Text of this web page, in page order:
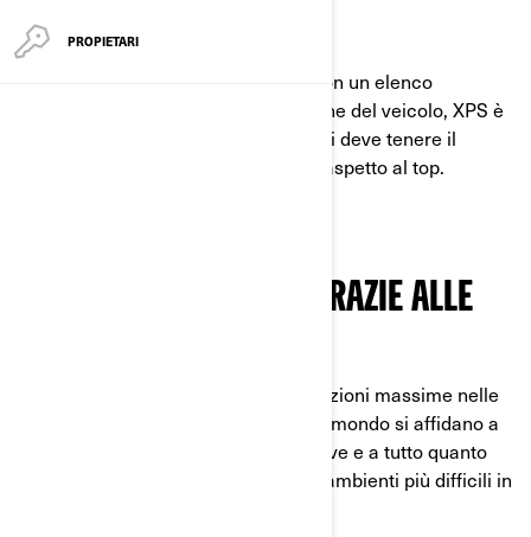
PROPIETARI
SERVICE
XPS protegge più del solo motore. Con un elenco
completo di prodotti per manutenzione del veicolo, XPS è
la tua soluzione full-service quando si deve tenere il
veicolo in ordine di marcia e con un aspetto al top.
FIDUCIA GUADAGNATA GRAZIE ALLE
Quando niente conta più delle prestazioni massime nelle
condizioni più dure, i migliori piloti al mondo si affidano a
XPS. Dalla polvere, al fango e alla neve e a tutto quanto
sta nel mezzo, XPS è presente negli ambienti più difficili in